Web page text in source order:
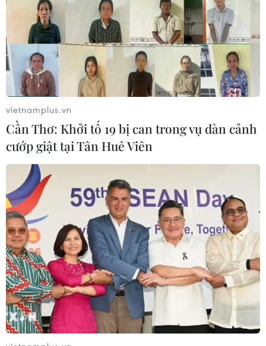
vietnamplus.vn
Cần Thơ: Khởi tố 19 bị can trong vụ dàn cảnh
cướp giật tại Tân Huê Viên